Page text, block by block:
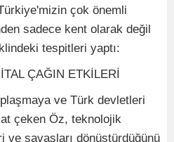
çok önemli
sadece kent olarak değil
tespitleri yaptı:
ÇAĞIN ETKİLERİ
ve Türk devletleri
çeken Öz, teknolojik
savaşları dönüştürdüğünü